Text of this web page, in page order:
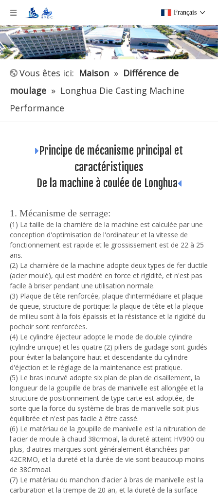
Français
Vous êtes ici: Maison » Différence de
moulage » Longhua Die Casting Machine
Performance
 Principe de mécanisme principal et
caractéristiques
De la machine à coulée de Longhua
1. Mécanisme de serrage:
(1) La taille de la charnière de la machine est calculée par une
conception d'optimisation de l'ordinateur et la vitesse de
fonctionnement est rapide et le grossissement est de 22 à 25
ans.
(2) La charnière de la machine adopte deux types de fer ductile
(acier moulé), qui est modéré en force et rigidité, et n'est pas
facile à briser pendant une utilisation normale.
(3) Plaque de tête renforcée, plaque d'intermédiaire et plaque
de queue, structure de portique: la plaque de tête et la plaque
de milieu sont à la fois épaissis et la résistance et la rigidité du
pochoir sont renforcées.
(4) Le cylindre éjecteur adopte le mode de double cylindre
(cylindre unique) et les quatre (2) piliers de guidage sont guidés
pour éviter la balançoire haut et descendante du cylindre
d'éjection et le réglage de la maintenance est pratique.
(5) Le bras incurvé adopte six plan de plan de cisaillement, la
longueur de la goupille de bras de manivelle est allongée et la
structure de positionnement de type carte est adoptée, de
sorte que la force du système de bras de manivelle soit plus
équilibrée et n'est pas facile à être cassé.
(6) Le matériau de la goupille de manivelle est la nitruration de
l'acier de moule à chaud 38crmoal, la dureté atteint HV900 ou
plus, d'autres marques sont généralement étanchées par
42CRMO, et la dureté et la durée de vie sont beaucoup moins
de 38Crmoal.
(7) Le matériau du manchon d'acier à bras de manivelle est la
carburation et la trempe de 20 an, et la dureté de la surface